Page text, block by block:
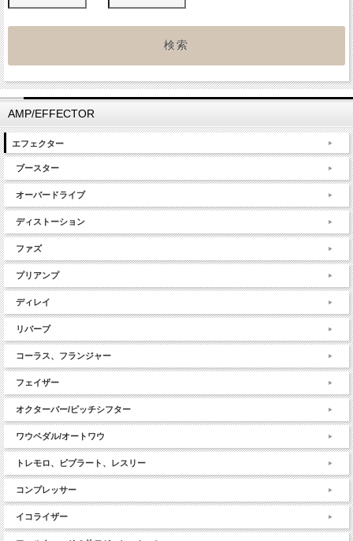
AMP/EFFECTOR
エフェクター
ブースター
オーバードライブ
ディストーション
ファズ
プリアンプ
ディレイ
リバーブ
コーラス、フランジャー
フェイザー
オクターバー/ピッチシフター
ワウペダル/オートワウ
トレモロ、ビブラート、レスリー
コンプレッサー
イコライザー